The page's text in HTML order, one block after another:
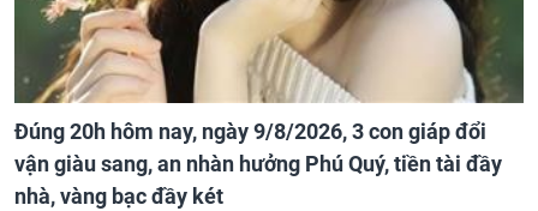
Đúng 20h hôm nay, ngày 9/8/2026, 3 con giáp đổi
vận giàu sang, an nhàn hưởng Phú Quý, tiền tài đầy
nhà, vàng bạc đầy két